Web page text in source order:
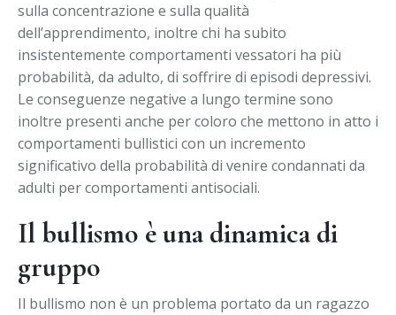
sulla concentrazione e sulla qualità
dell’apprendimento, inoltre chi ha subito
insistentemente comportamenti vessatori ha più
probabilità, da adulto, di soffrire di episodi depressivi.
Le conseguenze negative a lungo termine sono
inoltre presenti anche per coloro che mettono in atto i
comportamenti bullistici con un incremento
significativo della probabilità di venire condannati da
adulti per comportamenti antisociali.
Il bullismo è una dinamica di
gruppo
Il bullismo non è un problema portato da un ragazzo